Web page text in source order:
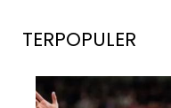
TERPOPULER